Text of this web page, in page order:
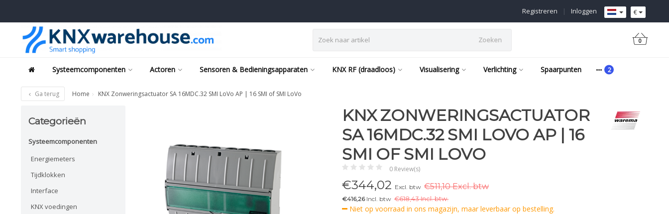
€
Inloggen
|
Registreren
Zoeken 0
Systeemcomponenten Actoren Sensoren & Bedieningsapparaten KNX RF (draadloos) Visualisering Verlichting Spaarpunten
Ga terug Home KNX Zonweringsactuator SA 16MDC.32 SMI LoVo AP | 16 SMI of SMI LoVo
Categorieën
Systeemcomponenten
Energiemeters
Tijdklokken
Interface
KNX voedingen
KNX ZONWERINGSACTUATOR
SA 16MDC.32 SMI LOVO AP | 16
SMI OF SMI LOVO
0 Review(s)
€344,02 Excl. btw €511,10 Excl. btw
€416,26Incl. btw €618,43 Incl. btw.
Niet op voorraad in ons magazijn, maar leverbaar op bestelling.